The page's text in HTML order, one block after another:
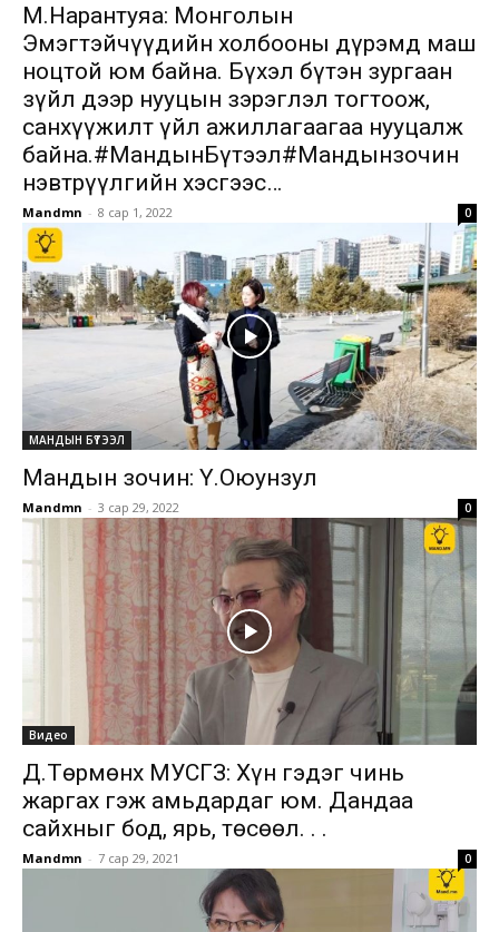
М.Нарантуяа: Монголын
Эмэгтэйчүүдийн холбооны дүрэмд маш
ноцтой юм байна. Бүхэл бүтэн зургаан
зүйл дээр нууцын зэрэглэл тогтоож,
санхүүжилт үйл ажиллагаагаа нууцалж
байна.#МандынБүтээл#Мандынзочин
нэвтрүүлгийн хэсгээс…
Mandmn - 8 сар 1, 2022 0
МАНДЫН БҮТЭЭЛ
Мандын зочин: Ү.Оюунзул
Mandmn - 3 сар 29, 2022 0
Видео
Д.Төрмөнх МУСГЗ: Хүн гэдэг чинь
жаргах гэж амьдардаг юм. Дандаа
сайхныг бод, ярь, төсөөл. . .
Mandmn - 7 сар 29, 2021 0